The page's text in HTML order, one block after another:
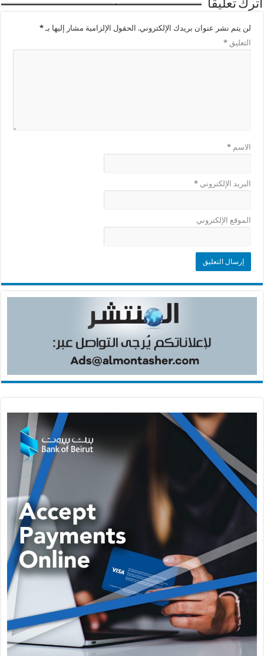
اترك تعليقاً
لن يتم نشر عنوان بريدك الإلكتروني. الحقول الإلزامية مشار إليها بـ*
التعليق*
الاسم*
البريد الإلكتروني*
الموقع الإلكتروني